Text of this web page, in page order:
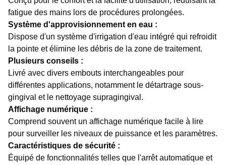
fatigue des mains lors de procédures prolongées.
Système d'approvisionnement en eau :
Dispose d'un système d'irrigation d'eau intégré qui refroidit
la pointe et élimine les débris de la zone de traitement.
Plusieurs conseils :
Livré avec divers embouts interchangeables pour
différentes applications, notamment le détartrage sous-
gingival et le nettoyage supragingival.
Affichage numérique :
Comprend souvent un affichage numérique facile à lire
pour surveiller les niveaux de puissance et les paramètres.
Caractéristiques de sécurité :
Équipé de fonctionnalités telles que l'arrêt automatique et